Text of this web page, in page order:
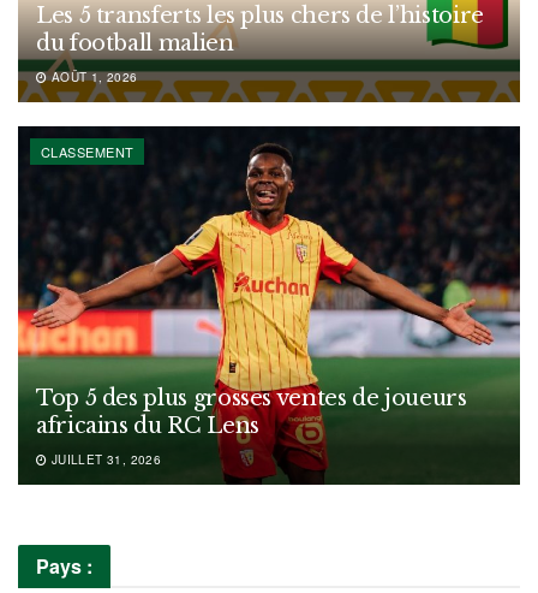
Les 5 transferts les plus chers de l’histoire
du football malien
AOÛT 1, 2026
CLASSEMENT
Top 5 des plus grosses ventes de joueurs
africains du RC Lens
JUILLET 31, 2026
Pays :